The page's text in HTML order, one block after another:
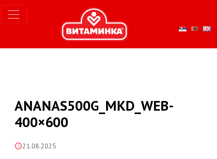
ANANAS500G_MKD_WEB-
400×600
21.08.2025